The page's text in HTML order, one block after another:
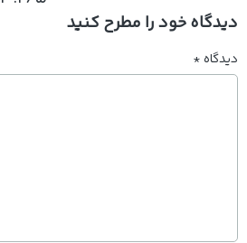
دیدگاه خود را مطرح کنید
دیدگاه*